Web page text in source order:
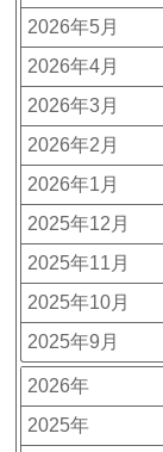
2026年5月
2026年4月
2026年3月
2026年2月
2026年1月
2025年12月
2025年11月
2025年10月
2025年9月
2026年
2025年